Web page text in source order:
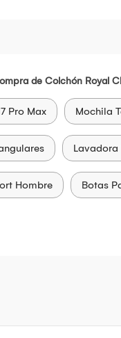
de Colchón Royal
Pro Max Mochila
Lavadora
Hombre Botas